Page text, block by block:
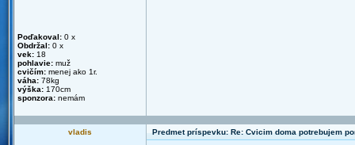
Poďakoval: 0 x
Obdržal: 0 x
vek: 18
pohlavie: muž
cvičím: menej ako 1r.
váha: 78kg
výška: 170cm
sponzora: nemám
vladis Predmet príspevku: Re: Cvicim doma potrebujem